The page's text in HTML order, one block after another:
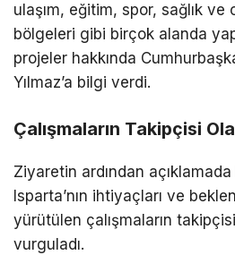
ulaşım, eğitim, spor, sağlık ve
bölgeleri gibi birçok alanda
projeler hakkında
Yılmaz’a bilgi verdi.
Çalışmaların Takipçisi
Ziyaretin ardından
Isparta’nın ihtiyaçları ve
yürütülen çalışmaların
vurguladı.